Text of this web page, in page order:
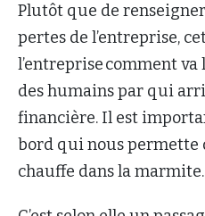
Plutôt que de
pertes de l’entreprise,
l’entreprise comment va
des humains par qui
financière. Il est
bord qui nous permette
chauffe dans la marmite.